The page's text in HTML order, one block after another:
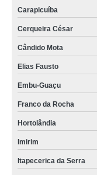
Carapicuíba
Cerqueira César
Cândido Mota
Elias Fausto
Embu-Guaçu
Franco da Rocha
Hortolândia
Imirim
Itapecerica da Serra